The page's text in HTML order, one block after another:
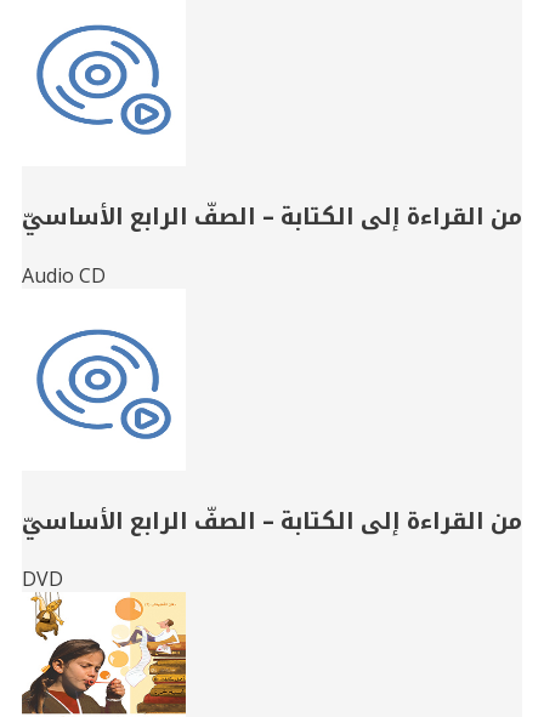
من القراءة إلى الكتابة – الصفّ الرابع الأساسيّ
Audio CD
من القراءة إلى الكتابة – الصفّ الرابع الأساسيّ
DVD